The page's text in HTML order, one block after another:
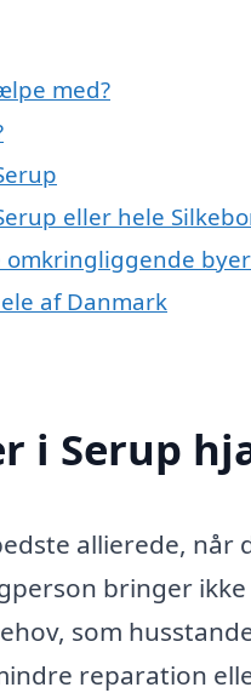
med?
eller hele
af Danmark
i Serup
allierede, når
bringer
som
reparation